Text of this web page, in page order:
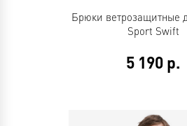
Брюки ветрозащитные
Sport Swift
5 190 р.